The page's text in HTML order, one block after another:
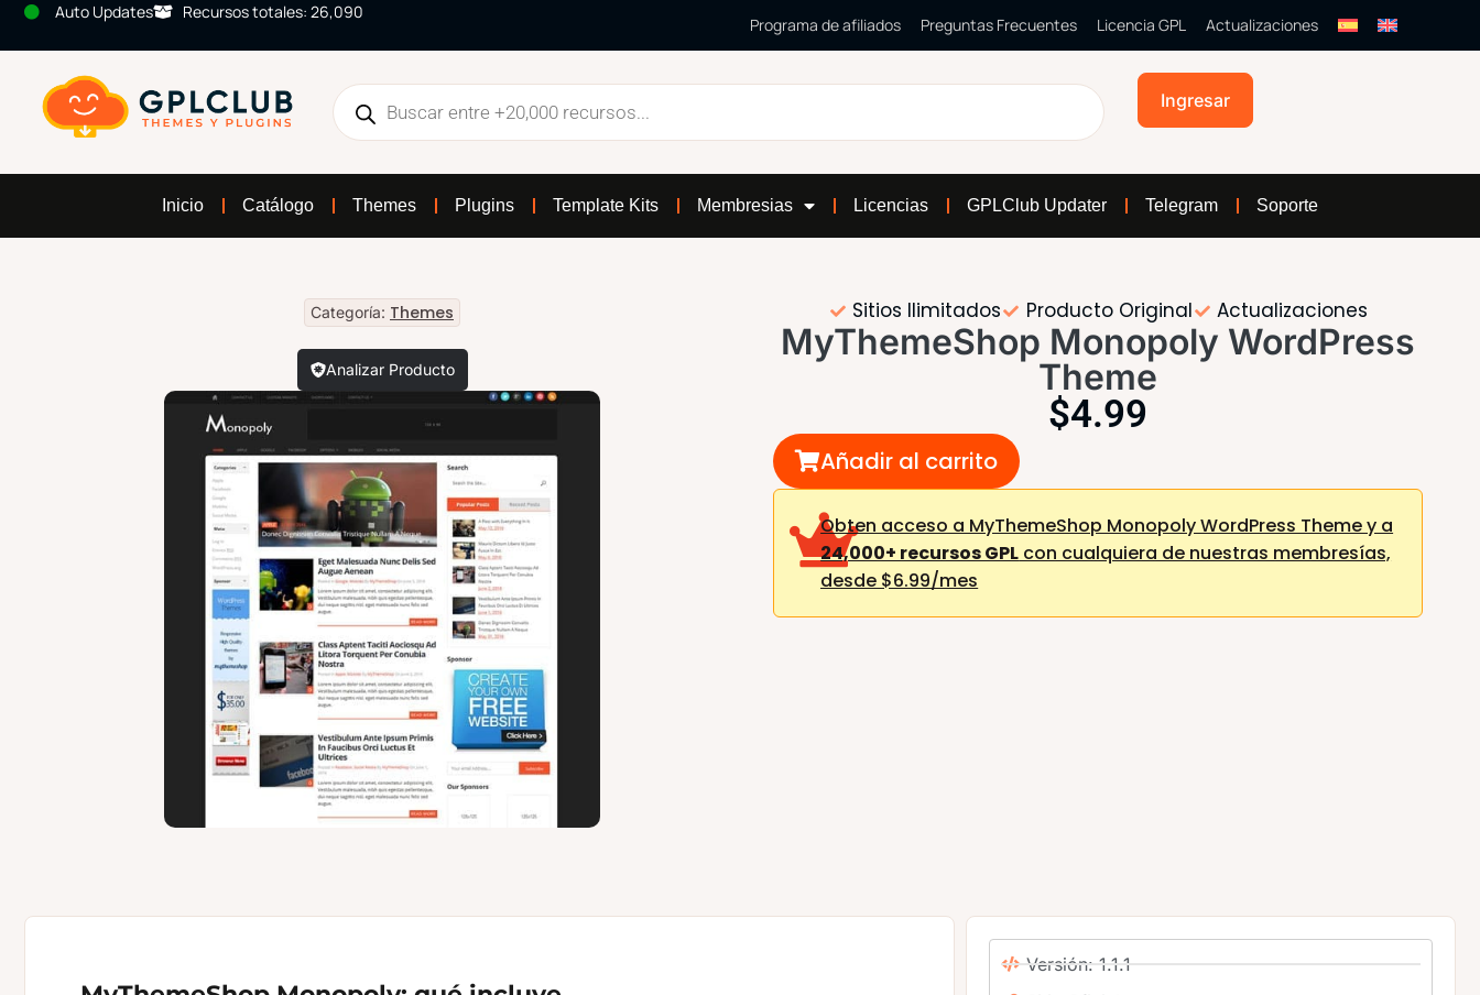
Auto Updates Recursos totales: 26,090
Programa de afiliados Preguntas Frecuentes Licencia GPL Actualizaciones
Ingresar
Inicio Catálogo Themes Plugins Template Kits Membresias Licencias GPLClub Updater Telegram Soporte
Categoría: Themes
Analizar Producto
Sitios Ilimitados Producto Original Actualizaciones
MyThemeShop Monopoly WordPress
Theme
$4.99
Añadir al carrito
Obten acceso a MyThemeShop Monopoly WordPress Theme y a
24,000+ recursos GPL con cualquiera de nuestras membresías,
desde $6.99/mes
Versión: 1.1.1